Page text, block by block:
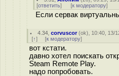
[ответить] [к модератору]
Если сервак
4.34 ,corvuscor(ok), 10:40, 13/
[↑] [к модератору]
вот кстати.
давно хотел поискать
Steam Remote Play.
надо попробовать.